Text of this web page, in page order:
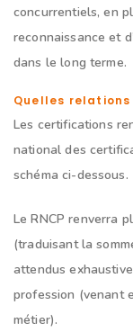
concurrentiels, en
reconnaissance et
dans le long terme.
Quelles
Les certifications
national des
schéma ci-dessous.
Le RNCP renverra
(traduisant la
attendus
profession (venant
métier).